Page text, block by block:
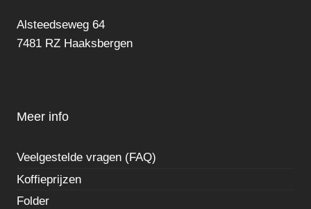
Alsteedseweg 64
7481 RZ Haaksbergen
Meer info
Veelgestelde vragen (FAQ)
Koffieprijzen
Folder